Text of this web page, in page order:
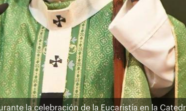
la celebración de la Eucaristía en la